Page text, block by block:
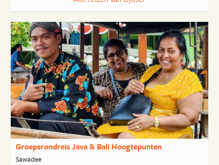
Groepsrondreis Java & Bali Hoogtepunten
Sawadee